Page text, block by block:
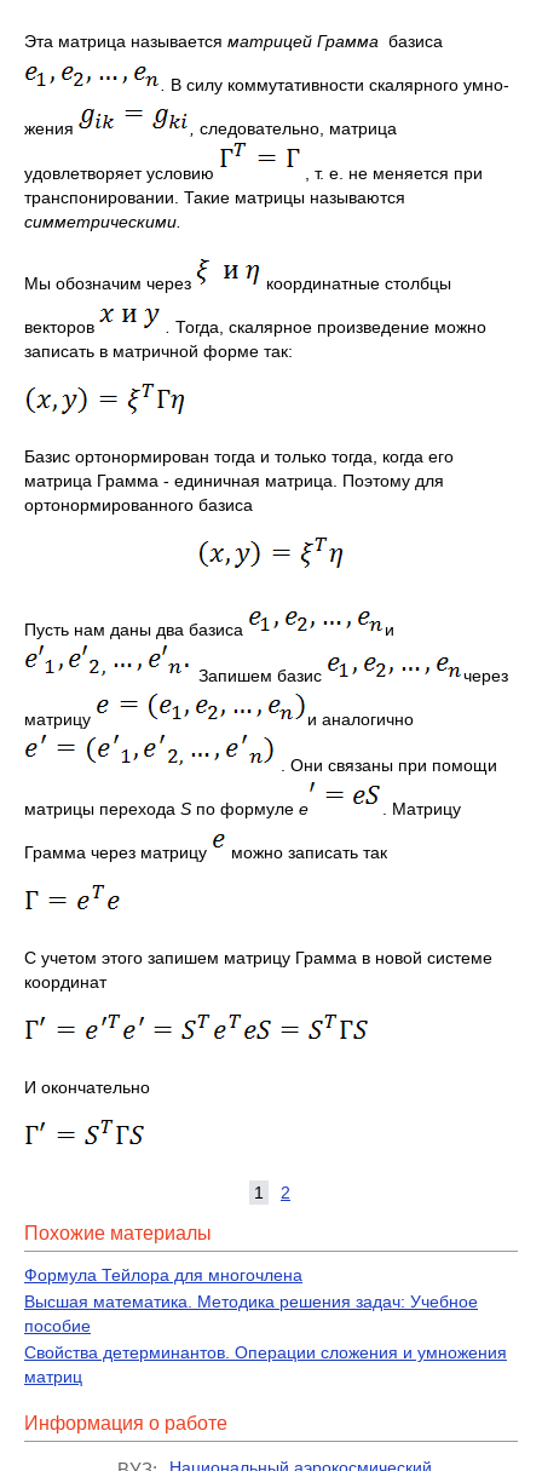
Эта матрица называется матрицей Грамма базиса
В силу коммутативности скалярного умно­
жения следовательно, матрица
удовлетворяет условию
, т. е. не меняется при
транспонировании. Такие матрицы называются
симметрическими.
Мы обозначим через координатные столбцы
векторов
Тогда, скалярное произведение можно
записать в матрич­ной форме так:
Базис ортонормирован тогда и только тогда, когда его
матрица Грамма - единичная матрица. Поэтому для
ортонормированного базиса
Пусть нам даны два базиса и
Запишем базис через
матрицу и аналогично
. Они связаны при помощи
матрицы перехода S по формуле e . Матрицу
Грамма через матрицу можно записать так
С учетом этого запишем матрицу Грамма в новой системе
координат
И окончательно
1 2
Похожие материалы
Формула Тейлора для многочлена
Высшая математика. Методика решения задач: Учебное
пособие
Свойства детерминантов. Операции сложения и умножения
матриц
Информация о работе